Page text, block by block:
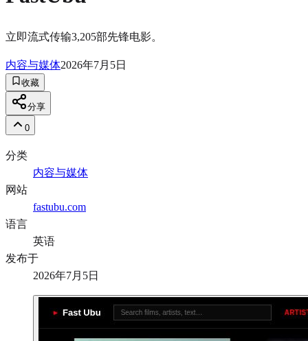
立即流式传输3,205部先锋电影。
内容与媒体2026年7月5日
收藏
分享
0
分类
内容与媒体
网站
fastubu.com
语言
英语
发布于
2026年7月5日